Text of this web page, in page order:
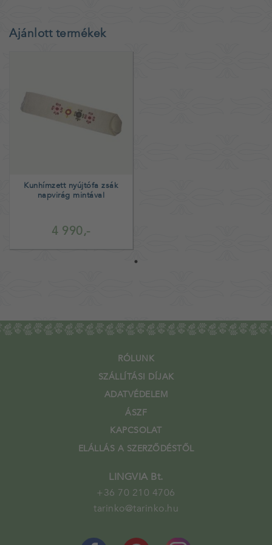
Ajánlott termékek
4 990,-
Kunhímzett nyújtófa zsák
napvirág mintával
RÓLUNK
SZÁLLÍTÁSI DÍJAK
ADATVÉDELEM
ÁSZF
KAPCSOLAT
ELÁLLÁS A SZERZŐDÉSTŐL
LINGVIA Bt.
+36 70 210 4706
tarinko@tarinko.hu